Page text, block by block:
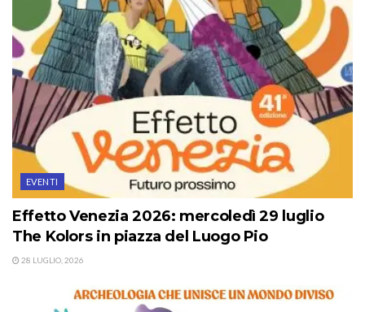
EVENTI
Effetto Venezia 2026: mercoledì 29 luglio
The Kolors in piazza del Luogo Pio
28 LUGLIO, 2026